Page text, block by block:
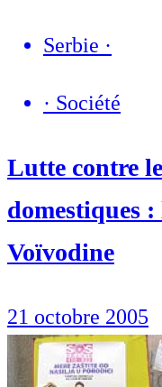
Serbie ·
· Société
Lutte contre
domestiques :
Voïvodine
21 octobre 2005